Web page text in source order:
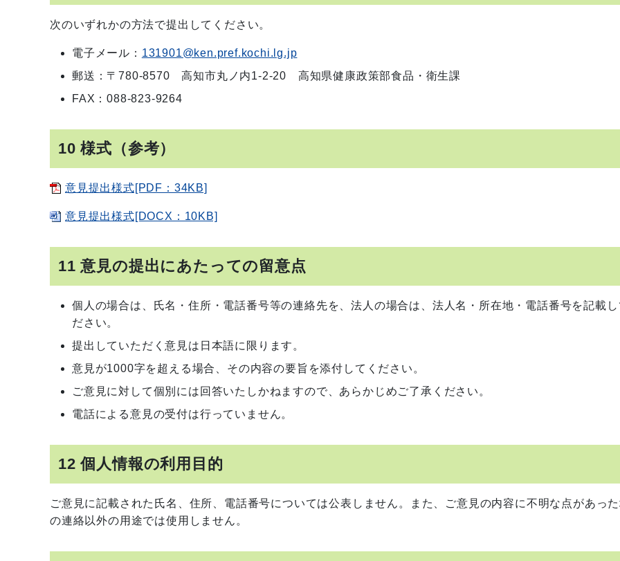
次のいずれかの方法で提出してください。
電子メール： 131901@ken.pref.kochi.lg.jp
郵送：〒780-8570 高知市丸ノ内1-2-20 高知県健康政策部食品・衛生課
FAX：088-823-9264
10 様式（参考）
意見提出様式[PDF：34KB]
意見提出様式[DOCX：10KB]
11 意見の提出にあたっての留意点
個人の場合は、氏名・住所・電話番号等の連絡先を、法人の場合は、法人名・所在地・電話番号を記載
ださい。
提出していただく意見は日本語に限ります。
意見が1000字を超える場合、その内容の要旨を添付してください。
ご意見に対して個別には回答いたしかねますので、あらかじめご了承ください。
電話による意見の受付は行っていません。
12 個人情報の利用目的
ご意見に記載された氏名、住所、電話番号については公表しません。また、ご意見の内容に不明な点があっ
の連絡以外の用途では使用しません。